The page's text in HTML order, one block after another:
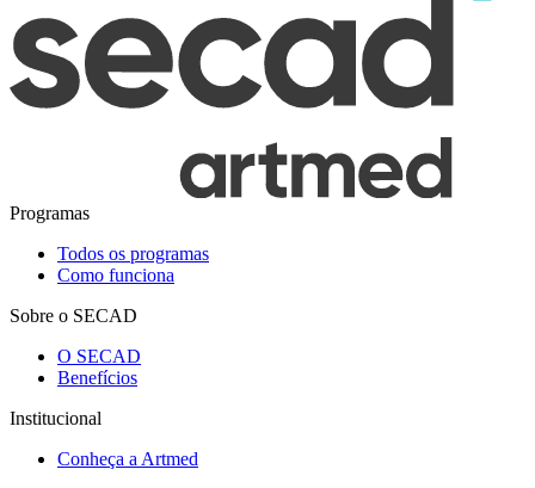
Programas
Todos os programas
Como funciona
Sobre o SECAD
O SECAD
Benefícios
Institucional
Conheça a Artmed